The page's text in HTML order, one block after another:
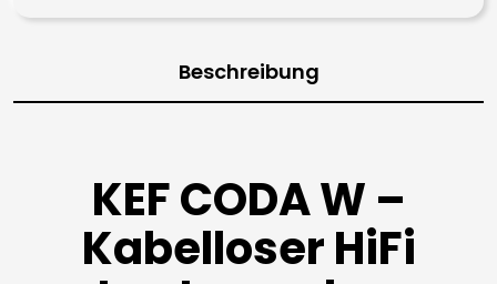
Beschreibung
KEF CODA W –
Kabelloser HiFi